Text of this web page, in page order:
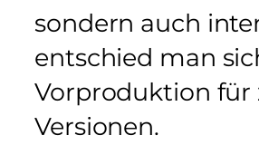
sondern auch
entschied man
Vorproduktion für
Versionen.